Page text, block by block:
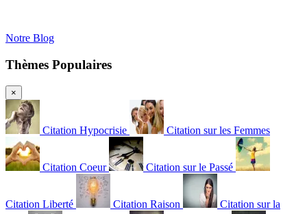
Notre Blog
Thèmes Populaires
×
Citation Hypocrisie Citation sur les Femmes
Citation Coeur Citation sur le Passé
Citation Liberté Citation Raison Citation sur la